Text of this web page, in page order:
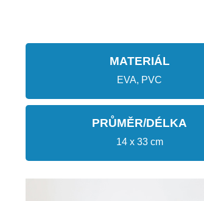
MATERIÁL
EVA, PVC
PRŮMĚR/DÉLKA
14 x 33 cm